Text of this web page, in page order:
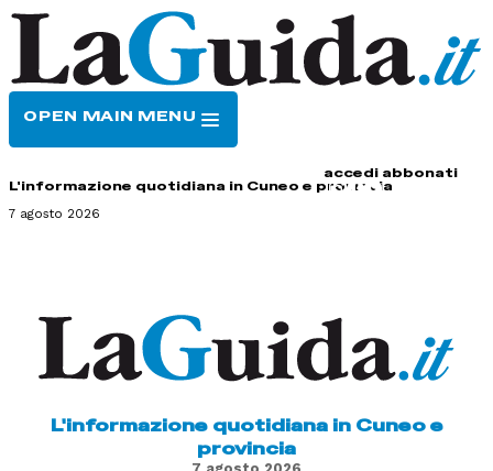
OPEN MAIN MENU
accedi abbonati
L'informazione quotidiana in Cuneo e provincia
7 agosto 2026
L'informazione quotidiana in Cuneo e
provincia